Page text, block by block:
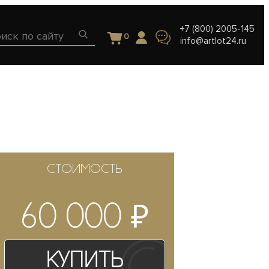
0
+7 (800) 2005-145
info@artlot24.ru
СТОИМОСТЬ
60 000₽
Купить